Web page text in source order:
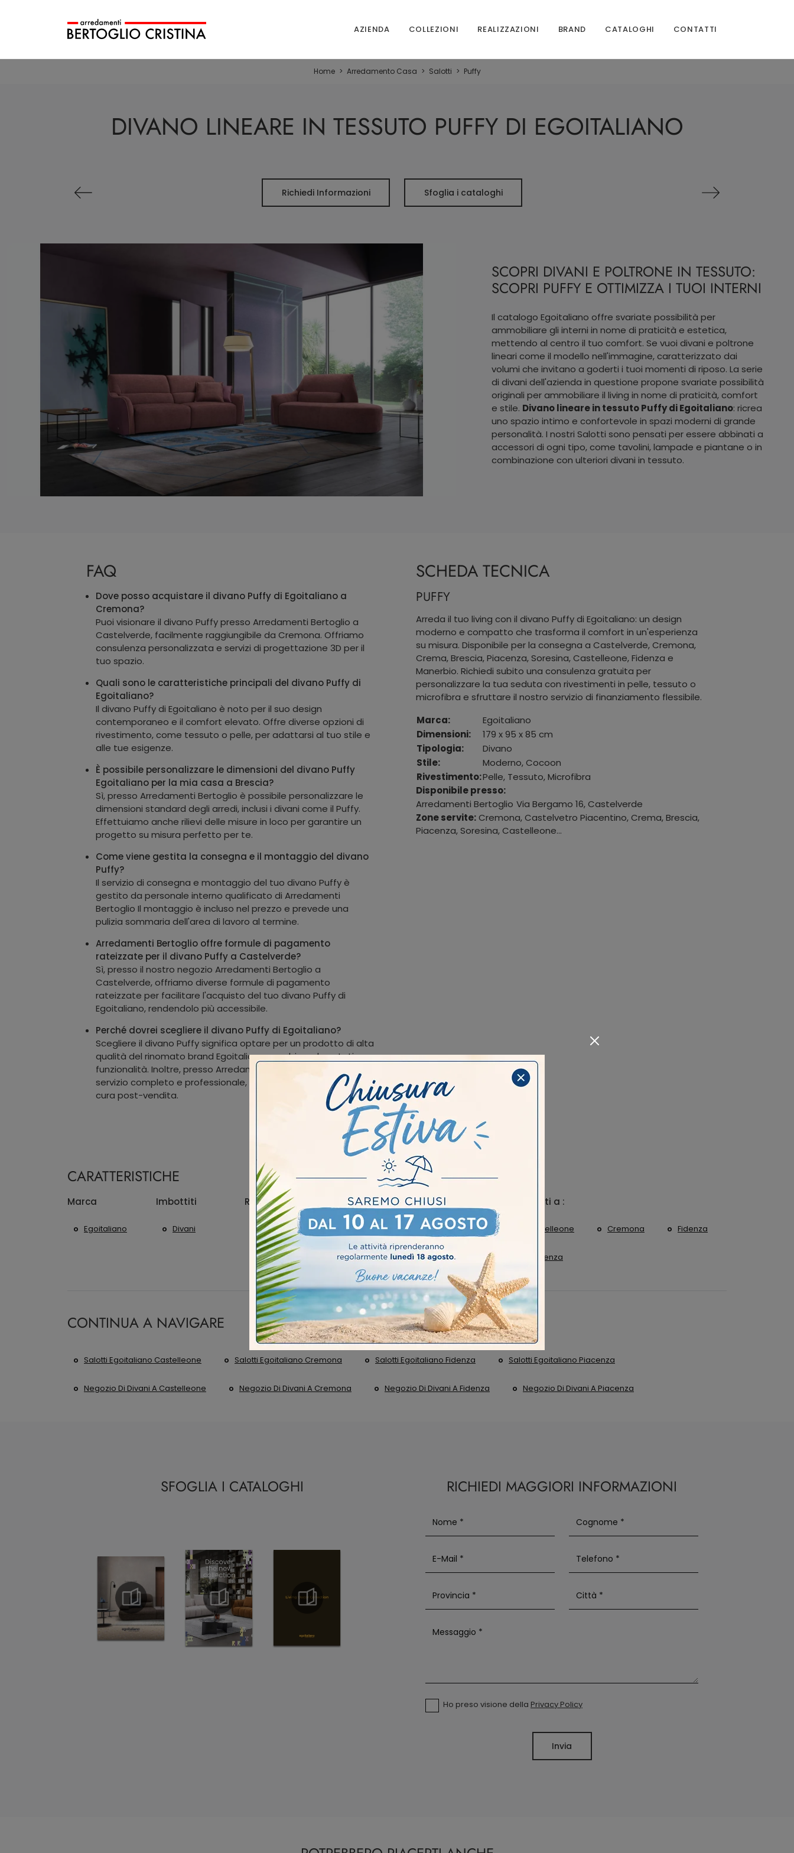
AZIENDA COLLEZIONI REALIZZAZIONI BRAND CATALOGHI CONTATTI
Home > Arredamento Casa > Salotti > Puffy
DIVANO LINEARE IN TESSUTO PUFFY DI EGOITALIANO
Richiedi Informazioni Sfoglia i cataloghi
SCOPRI DIVANI E POLTRONE IN TESSUTO:
SCOPRI PUFFY E OTTIMIZZA I TUOI INTERNI
Il catalogo Egoitaliano offre svariate possibilità per
ammobiliare gli interni in nome di praticità e estetica,
mettendo al centro il tuo comfort. Se vuoi divani e poltrone
lineari come il modello nell'immagine, caratterizzato dai
volumi che invitano a goderti i tuoi momenti di riposo. La serie
di divani dell'azienda in questione propone svariate possibilità
originali per ammobiliare il living in nome di praticità, comfort
e stile. Divano lineare in tessuto Puffy di Egoitaliano: ricrea
uno spazio intimo e confortevole in spazi moderni di grande
personalità. I nostri Salotti sono pensati per essere abbinati a
accessori di ogni tipo, come tavolini, lampade e piantane o in
combinazione con ulteriori divani in tessuto.
FAQ
Dove posso acquistare il divano Puffy di Egoitaliano a
Cremona?
Puoi visionare il divano Puffy presso Arredamenti Bertoglio a
Castelverde, facilmente raggiungibile da Cremona. Offriamo
consulenza personalizzata e servizi di progettazione 3D per il
tuo spazio.
Quali sono le caratteristiche principali del divano Puffy di
Egoitaliano?
Il divano Puffy di Egoitaliano è noto per il suo design
contemporaneo e il comfort elevato. Offre diverse opzioni di
rivestimento, come tessuto o pelle, per adattarsi al tuo stile e
alle tue esigenze.
È possibile personalizzare le dimensioni del divano Puffy
Egoitaliano per la mia casa a Brescia?
Sì, presso Arredamenti Bertoglio è possibile personalizzare le
dimensioni standard degli arredi, inclusi i divani come il Puffy.
Effettuiamo anche rilievi delle misure in loco per garantire un
progetto su misura perfetto per te.
Come viene gestita la consegna e il montaggio del divano
Puffy?
Il servizio di consegna e montaggio del tuo divano Puffy è
gestito da personale interno qualificato di Arredamenti
Bertoglio Il montaggio è incluso nel prezzo e prevede una
pulizia sommaria dell'area di lavoro al termine.
Arredamenti Bertoglio offre formule di pagamento
rateizzate per il divano Puffy a Castelverde?
Sì, presso il nostro negozio Arredamenti Bertoglio a
Castelverde, offriamo diverse formule di pagamento
rateizzate per facilitare l'acquisto del tuo divano Puffy di
Egoitaliano, rendendolo più accessibile.
Perché dovrei scegliere il divano Puffy di Egoitaliano?
Scegliere il divano Puffy significa optare per un prodotto di alta
qualità del rinomato brand Egoitaliano, combinando estetica e
funzionalità. Inoltre, presso Arredamenti Bertoglio riceverai un
servizio completo e professionale, dalla progettazione alla
cura post-vendita.
SCHEDA TECNICA
PUFFY
Arreda il tuo living con il divano Puffy di Egoitaliano: un design
moderno e compatto che trasforma il comfort in un'esperienza
su misura. Disponibile per la consegna a Castelverde, Cremona,
Crema, Brescia, Piacenza, Soresina, Castelleone, Fidenza e
Manerbio. Richiedi subito una consulenza gratuita per
personalizzare la tua seduta con rivestimenti in pelle, tessuto o
microfibra e sfruttare il nostro servizio di finanziamento flessibile.
Marca:
Egoitaliano
Dimensioni:
179 x 95 x 85 cm
Tipologia:
Divano
Stile:
Moderno, Cocoon
Rivestimento:Pelle, Tessuto, Microfibra
Disponibile presso:
Arredamenti Bertoglio Via Bergamo 16, Castelverde
Zone servite: Cremona, Castelvetro Piacentino, Crema, Brescia,
Piacenza, Soresina, Castelleone...
CARATTERISTICHE
Marca
Egoitaliano
Imbottiti
Divani
Rivestimento
In Tessuto
Stile
Moderni
Tipologia
Lineari
I più visti a :
Castelleone Cremona Fidenza
Piacenza
CONTINUA A NAVIGARE
Salotti Egoitaliano Castelleone Salotti Egoitaliano Cremona Salotti Egoitaliano Fidenza Salotti Egoitaliano Piacenza
Negozio Di Divani A Castelleone Negozio Di Divani A Cremona Negozio Di Divani A Fidenza Negozio Di Divani A Piacenza
SFOGLIA I CATALOGHI RICHIEDI MAGGIORI INFORMAZIONI
Ho preso visione della Privacy Policy
Invia